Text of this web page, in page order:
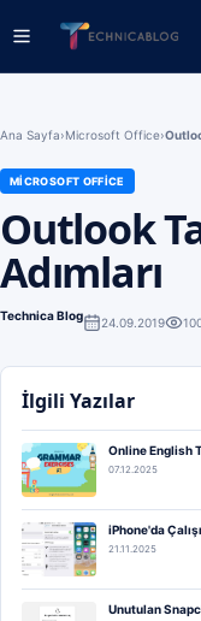
Ana Sayfa›Microsoft Office›
MICROSOFT OFFICE
Outlook
Adımları
Technica Blog 24.09.2019
İlgili Yazılar
Online English
07.12.2025
iPhone'da
21.11.2025
Unutulan